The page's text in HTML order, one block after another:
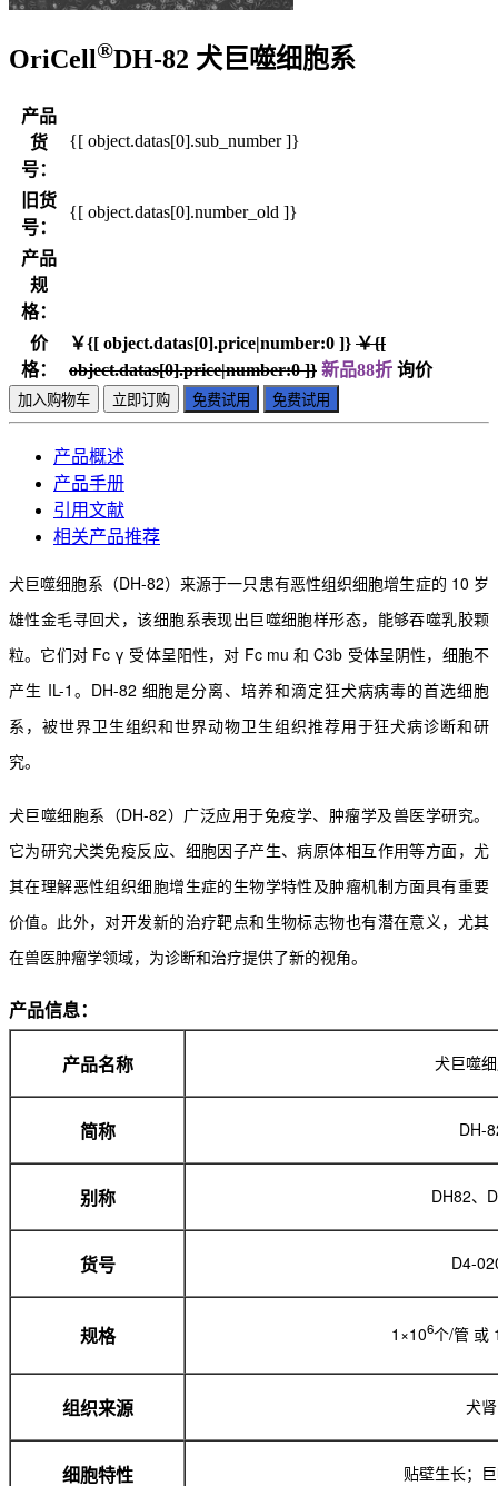
OriCell®DH-82 犬巨噬细胞系
产品
货
号：
{[ object.datas[0].sub_number ]}
旧货
号：
{[ object.datas[0].number_old ]}
产品
规
格：
价
格：
￥{[ object.datas[0].price|number:0 ]} ￥{[
object.datas[0].price|number:0 ]} 新品88折 询价
加入购物车 立即订购 免费试用 免费试用
产品概述
产品手册
引用文献
相关产品推荐
犬巨噬细胞系（DH-82）来源于一只患有恶性组织细胞增生症的 10 岁
雄性金毛寻回犬，该细胞系表现出巨噬细胞样形态，能够吞噬乳胶颗
粒。它们对 Fc γ 受体呈阳性，对 Fc mu 和 C3b 受体呈阴性，细胞不
产生 IL-1。DH-82 细胞是分离、培养和滴定狂犬病病毒的首选细胞
系，被世界卫生组织和世界动物卫生组织推荐用于狂犬病诊断和研
究。
犬巨噬细胞系（DH-82）广泛应用于免疫学、肿瘤学及兽医学研究。
它为研究犬类免疫反应、细胞因子产生、病原体相互作用等方面，尤
其在理解恶性组织细胞增生症的生物学特性及肿瘤机制方面具有重要
价值。此外，对开发新的治疗靶点和生物标志物也有潜在意义，尤其
在兽医肿瘤学领域，为诊断和治疗提供了新的视角。
产品信息：
产品名称 犬巨噬
简称 DH-
别称 DH82、
货号 D4-
规格 1×106个/管 或
组织来源 犬肾
细胞特性 贴壁生长；